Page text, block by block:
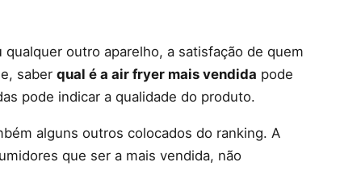
outro aparelho, a satisfação de quem
saber qual é a air fryer mais vendida pode
pode indicar a qualidade do produto.
alguns outros colocados do ranking. A
que ser a mais vendida, não